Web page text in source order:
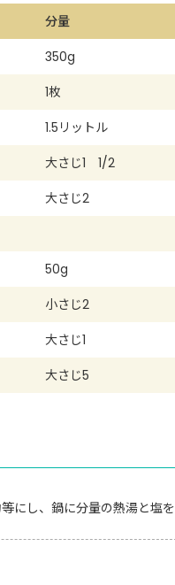
分量
350g
1枚
1.5リットル
大さじ1 1/2
大さじ2
50g
小さじ2
大さじ1
大さじ5
にし、鍋に分量の熱湯と塩